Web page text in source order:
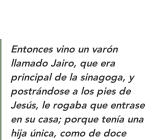
Entonces vino un varón
llamado Jairo, que era
principal de la sinagoga, y
postrándose a los pies de
Jesús, le rogaba que entrase
en su casa; porque tenía una
hija única, como de doce